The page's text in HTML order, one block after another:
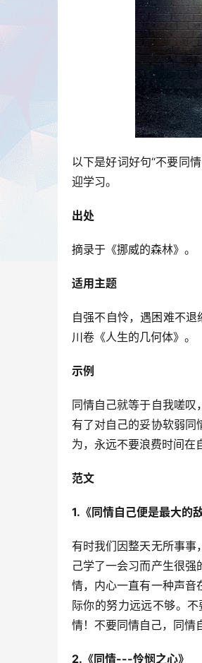
以下是好词好句“不要同
迎学习。
出处
摘录于《挪威的森林》。
适用主题
自强不自怜，遇困难不
川卷《人生的几何体》。
示例
同情自己就等于自我嗟
有了对自己的妥协软弱同
为，永远不要浪费时间在
范文
1.《同情自己便是最大的
有时我们因整天无所事事
己学了一会习而产生很
情，内心一直有一种声音
际你的努力远远不够。
情！不要同情自己，同情
2.《同情---怜悯之心》